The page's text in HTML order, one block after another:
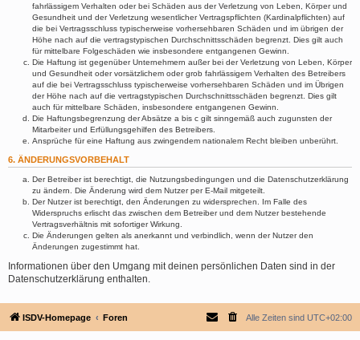
fahrlässigem Verhalten oder bei Schäden aus der Verletzung von Leben, Körper und
Gesundheit und der Verletzung wesentlicher Vertragspflichten (Kardinalpflichten) auf
die bei Vertragsschluss typischerweise vorhersehbaren Schäden und im übrigen der
Höhe nach auf die vertragstypischen Durchschnittsschäden begrenzt. Dies gilt auch
für mittelbare Folgeschäden wie insbesondere entgangenen Gewinn.
Die Haftung ist gegenüber Unternehmern außer bei der Verletzung von Leben, Körper
und Gesundheit oder vorsätzlichem oder grob fahrlässigem Verhalten des Betreibers
auf die bei Vertragsschluss typischerweise vorhersehbaren Schäden und im Übrigen
der Höhe nach auf die vertragstypischen Durchschnittsschäden begrenzt. Dies gilt
auch für mittelbare Schäden, insbesondere entgangenen Gewinn.
Die Haftungsbegrenzung der Absätze a bis c gilt sinngemäß auch zugunsten der
Mitarbeiter und Erfüllungsgehilfen des Betreibers.
Ansprüche für eine Haftung aus zwingendem nationalem Recht bleiben unberührt.
6. ÄNDERUNGSVORBEHALT
Der Betreiber ist berechtigt, die Nutzungsbedingungen und die Datenschutzerklärung
zu ändern. Die Änderung wird dem Nutzer per E-Mail mitgeteilt.
Der Nutzer ist berechtigt, den Änderungen zu widersprechen. Im Falle des
Widerspruchs erlischt das zwischen dem Betreiber und dem Nutzer bestehende
Vertragsverhältnis mit sofortiger Wirkung.
Die Änderungen gelten als anerkannt und verbindlich, wenn der Nutzer den
Änderungen zugestimmt hat.
Informationen über den Umgang mit deinen persönlichen Daten sind in der
Datenschutzerklärung enthalten.
ISDV-Homepage Foren Alle Zeiten sind UTC+02:00